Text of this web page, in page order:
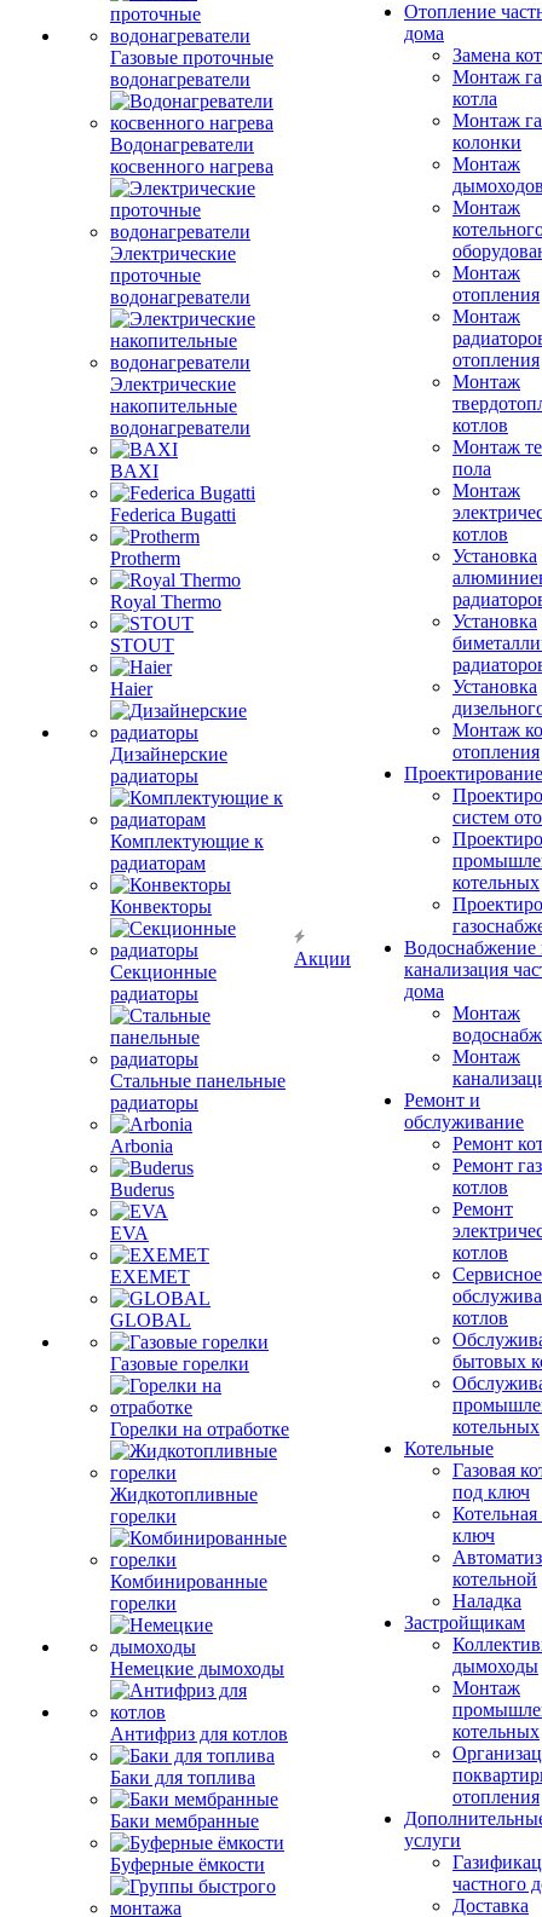
Газовые проточные
водонагреватели
Водонагреватели
косвенного нагрева
Электрические
проточные
водонагреватели
Электрические
накопительные
водонагреватели
BAXI
Federica Bugatti
Protherm
Royal Thermo
STOUT
Haier
Дизайнерские
радиаторы
Комплектующие к
радиаторам
Конвекторы
Секционные
радиаторы
Стальные панельные
радиаторы
Arbonia
Buderus
EVA
EXEMET
GLOBAL
Газовые горелки
Горелки на отработке
Жидкотопливные
горелки
Комбинированные
горелки
Немецкие дымоходы
Антифриз для котлов
Баки для топлива
Баки мембранные
Буферные ёмкости
Акции
Отопление
дома
Замена
Монтаж
котла
Монтаж
колонки
Монтаж
Монтаж
Монтаж
отопления
Монтаж
отопления
Монтаж
котлов
Монтаж
пола
Монтаж
котлов
Установка
Установка
Установка
Монтаж
отопления
Проектирование
систем
котельных
Водоснабжение
канализация
дома
Монтаж
Монтаж
Ремонт и
обслуживание
Ремонт
Ремонт
котлов
Ремонт
котлов
Сервисное
котлов
бытовых
котельных
Котельные
Газовая
под ключ
ключ
котельной
Наладка
Застройщикам
дымоходы
Монтаж
котельных
отопления
услуги
частного
Доставка